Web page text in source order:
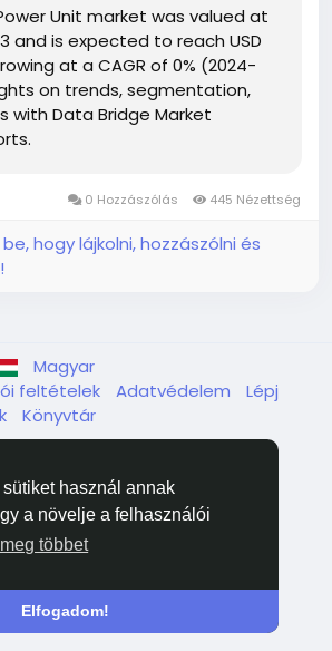
használ annak
a növelje a felhasználói
többet
Elfogadom!
Unit market was valued at
and is expected to reach USD
at a CAGR of 0% (2024-
on trends, segmentation,
with Data Bridge Market
0 Hozzászólás 445 Nézettség
hogy lájkolni, hozzászólni és
Magyar
feltételek Adatvédelem
Lépj
Könyvtár